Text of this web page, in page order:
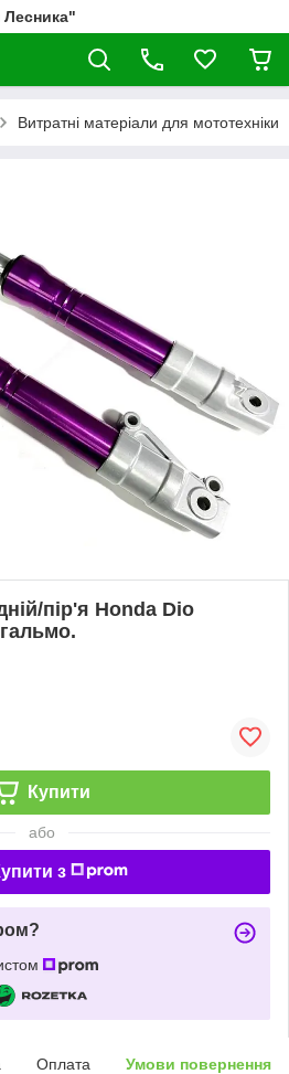
Лесника"
Витратні матеріали для мототехніки
пір'я Honda Dio
Купити
або
з
Оплата Умови повернення